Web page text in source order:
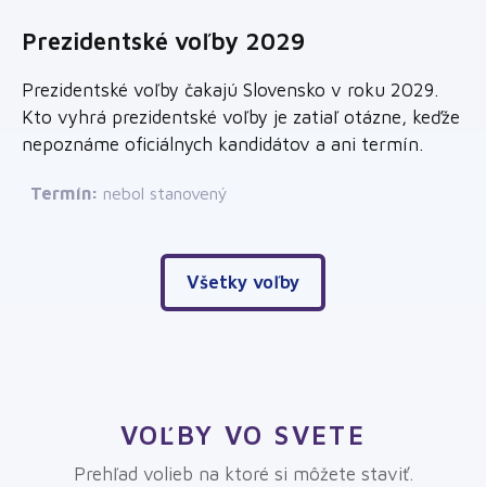
Prezidentské voľby 2029
Prezidentské voľby čakajú Slovensko v roku 2029.
Kto vyhrá prezidentské voľby je zatiaľ otázne, keďže
nepoznáme oficiálnych kandidátov a ani termín.
Termín: nebol stanovený
Všetky voľby
VOĽBY VO SVETE
Prehľad volieb na ktoré si môžete staviť.